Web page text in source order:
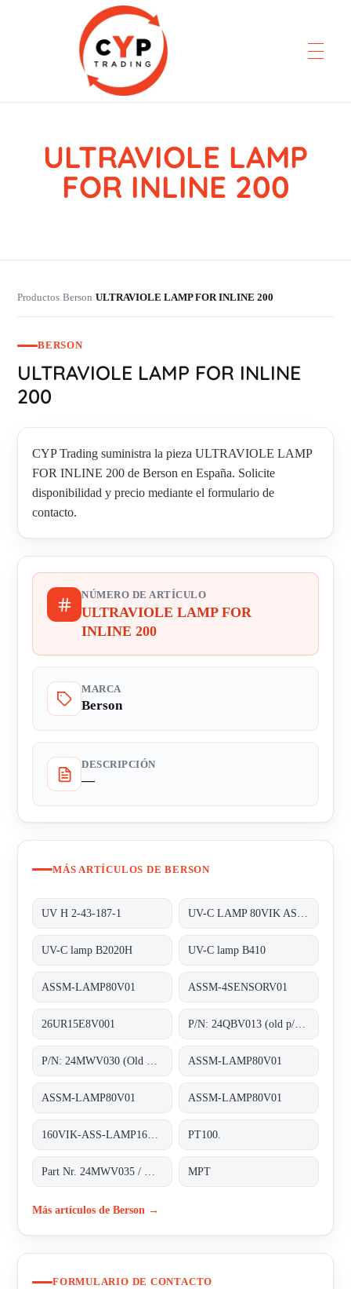
CYP Trading
Professionelle Ersatzteilbeschaffung
ULTRAVIOLE LAMP
FOR INLINE 200
Productos›Berson›ULTRAVIOLE LAMP FOR INLINE 200
BERSON
ULTRAVIOLE LAMP FOR INLINE
200
CYP Trading suministra la pieza ULTRAVIOLE LAMP
FOR INLINE 200 de Berson en España. Solicite
disponibilidad y precio mediante el formulario de
contacto.
NÚMERO DE ARTÍCULO
ULTRAVIOLE LAMP FOR
INLINE 200
MARCA
Berson
DESCRIPCIÓN
—
MÁS ARTÍCULOS DE BERSON
UV H 2-43-187-1
UV-C lamp B2020H UV-C lamp B410
ASSM-LAMP80V01 ASSM-4SENSORV01
26UR15E8V001
ASSM-LAMP80V01
ASSM-LAMP80V01 ASSM-LAMP80V01
PT100.
MPT
Más artículos de Berson →
FORMULARIO DE CONTACTO